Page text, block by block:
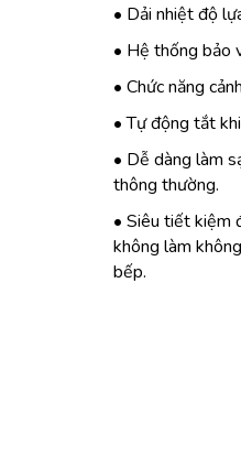
• Dải nhiệt độ
• Hệ thống bảo
• Chức năng
• Tự động tắt
• Dễ dàng làm
thông thường.
• Siêu tiết kiệm
không làm
bếp.